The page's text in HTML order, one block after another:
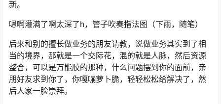
新。
嗯啊灌满了啊太深了h，管子吹奏指法图（下雨，随笔）
后来和别的擅长做业务的朋友请教，说做业务其实到了相
当的境界，那就是一个交际花，混的就是人脉，然后资源
整合，可以是万能胶的那种，什么问题摆到你的面前，亲
朋好友求到你了，你嘎嘣萝卜脆，轻轻松松给解决了，然
后人家一脸崇拜。